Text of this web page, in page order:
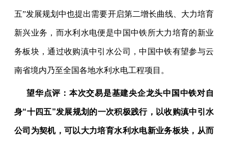
五”发展规划中也提出需要开启第二增长曲线、大力培育
新兴业务，而水利水电便是中国中铁所大力培育的新业
务板块，通过收购滇中引水公司，中国中铁有望参与云
南省境内乃至全国各地水利水电工程项目。
望华点评：本次交易是基建央企龙头中国中铁对自
身“十四五”发展规划的一次积极践行，以收购滇中引水
公司为契机，可以大力培育水利水电新业务板块，从而